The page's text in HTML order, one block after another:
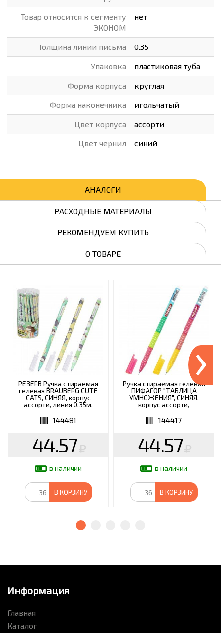
Товар относится к сегменту
ЭКОНОМ
нет
Толщина линии письма 0.35
Упаковка пластиковая туба
Форма корпуса круглая
Форма наконечника игольчатый
Цвет корпуса ассорти
Цвет чернил синий
АНАЛОГИ
РАСХОДНЫЕ МАТЕРИАЛЫ
РЕКОМЕНДУЕМ КУПИТЬ
О ТОВАРЕ
РЕЗЕРВ Ручка стираемая
гелевая BRAUBERG CUTE
CATS, СИНЯЯ, корпус
ассорти, линия 0,35м,
144481
44.57
в наличии
В КОРЗИНУ
Ручка стираемая гелевая
ПИФАГОР "ТАБЛИЦА
УМНОЖЕНИЯ", СИНЯЯ,
корпус ассорти,
мм, линия 0,35 мм, 144417
144417
44.57
в наличии
В КОРЗИНУ
›
Информация
Главная
Каталог